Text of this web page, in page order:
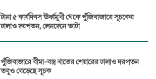
টানা ৫ কার্যদিবস ঊর্ধ্বমুখী থেকে পুঁজিবাজারে সূচকের
ঢালাও দরপতন, লেনদেনে ভাটা
পুঁজিবাজারে বীমা-বস্ত্র খাতের শেয়ারের ঢালাও দরপতন
তবুও বেড়েছে সূচক